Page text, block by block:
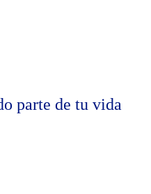
parte de tu vida